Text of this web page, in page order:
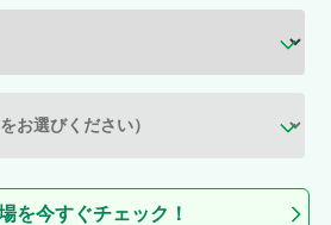
を今すぐチェック！